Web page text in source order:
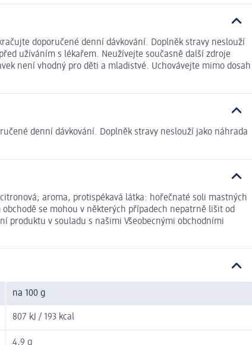
doporučené denní dávkování. Doplněk stravy neslouží
užíváním s lékařem. Neužívejte současně další zdroje
není vhodný pro děti a mladistvé. Uchovávejte mimo dosah
denní dávkování. Doplněk stravy neslouží jako náhrada
aroma, protispékavá látka: hořečnaté soli mastných
se mohou v některých případech nepatrně lišit od
produktu v souladu s našimi Všeobecnými obchodními
na 100 g
807 kJ / 193 kcal
4,9 g